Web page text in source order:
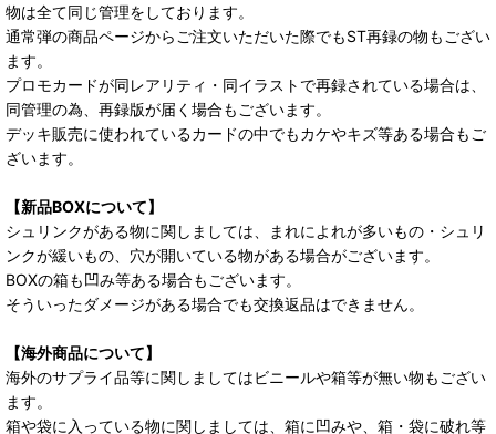
物は全て同じ管理をしております。
通常弾の商品ページからご注文いただいた際でもST再録の物もござい
ます。
プロモカードが同レアリティ・同イラストで再録されている場合は、
同管理の為、再録版が届く場合もございます。
デッキ販売に使われているカードの中でもカケやキズ等ある場合もご
ざいます。
【新品BOXについて】
シュリンクがある物に関しましては、まれによれが多いもの・シュリ
ンクが緩いもの、穴が開いている物がある場合がございます。
BOXの箱も凹み等ある場合もございます。
そういったダメージがある場合でも交換返品はできません。
【海外商品について】
海外のサプライ品等に関しましてはビニールや箱等が無い物もござい
ます。
箱や袋に入っている物に関しましては、箱に凹みや、箱・袋に破れ等